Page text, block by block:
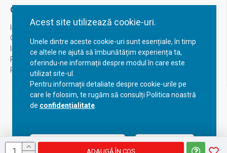
Acest site utilizează cookie-uri.
Unele dintre aceste cookie-uri sunt esențiale, în timp
ce altele ne ajută să îmbunătățim experiența ta,
oferindu-ne informații despre modul în care este
utilizat site-ul.
Pentru informații detaliate despre cookie-urile pe
care le folosim, te rugăm să consulți Politica noastră
de confidențialitate
Acceptă setările curente Configurează
ADAUGĂ ÎN COŞ
Contul Meu
Inregistrare
Contul meu
Istoric comenzi
Recuperare parola
Returnare produs